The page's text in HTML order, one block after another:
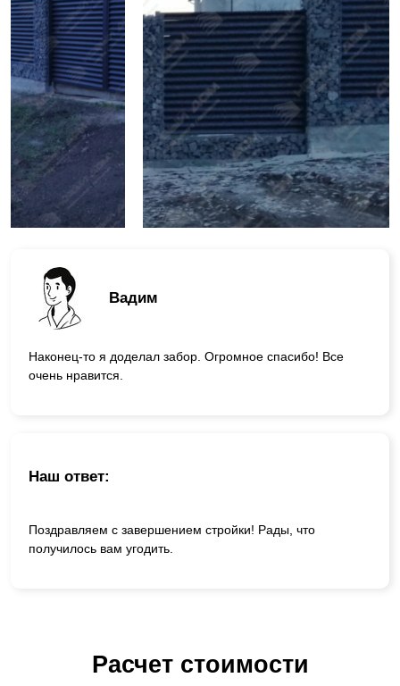
Вадим
Наконец-то я доделал забор. Огромное спасибо! Все
очень нравится.
Наш ответ:
Поздравляем с завершением стройки! Рады, что
получилось вам угодить.
Расчет стоимости